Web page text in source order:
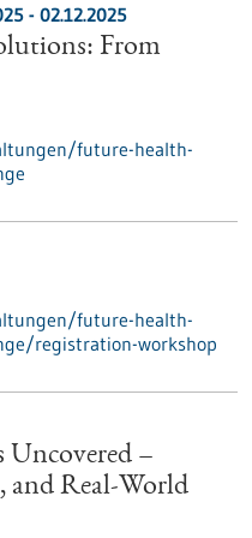
- 02.12.2025
From
future-health-
future-health-
registration-workshop
–
and Real-World